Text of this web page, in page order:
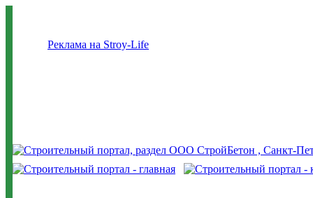
Реклама на Stroy-Life